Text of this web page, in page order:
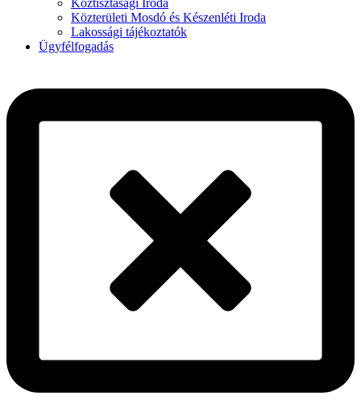
Közterületi Mosdó és Készenléti Iroda
Lakossági tájékoztatók
Ügyfélfogadás